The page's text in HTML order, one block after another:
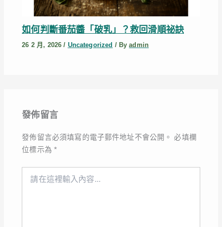
如何判斷番茄醬「破乳」？救回滑順祕訣
26 2 月, 2026/ Uncategorized / Byadmin
發佈留言
發佈留言必須填寫的電子郵件地址不會公開。 必填欄
位標示為*